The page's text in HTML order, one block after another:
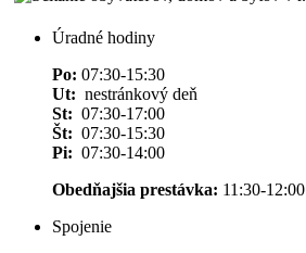
Úradné hodiny
Po: 07:30-15:30
Ut: nestránkový deň
St: 07:30-17:00
Št: 07:30-15:30
Pi: 07:30-14:00
Obedňajšia prestávka: 11:30-12:00
Spojenie